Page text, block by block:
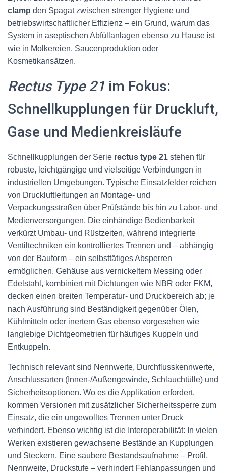
clamp den Spagat zwischen strenger Hygiene und
betriebswirtschaftlicher Effizienz – ein Grund, warum das
System in aseptischen Abfüllanlagen ebenso zu Hause ist
wie in Molkereien, Saucenproduktion oder
Kosmetikansätzen.
Rectus Type 21 im Fokus:
Schnellkupplungen für Druckluft,
Gase und Medienkreisläufe
Schnellkupplungen der Serie rectus type 21 stehen für
robuste, leichtgängige und vielseitige Verbindungen in
industriellen Umgebungen. Typische Einsatzfelder reichen
von Druckluftleitungen an Montage- und
Verpackungsstraßen über Prüfstände bis hin zu Labor- und
Medienversorgungen. Die einhändige Bedienbarkeit
verkürzt Umbau- und Rüstzeiten, während integrierte
Ventiltechniken ein kontrolliertes Trennen und – abhängig
von der Bauform – ein selbsttätiges Absperren
ermöglichen. Gehäuse aus vernickeltem Messing oder
Edelstahl, kombiniert mit Dichtungen wie NBR oder FKM,
decken einen breiten Temperatur- und Druckbereich ab; je
nach Ausführung sind Beständigkeit gegenüber Ölen,
Kühlmitteln oder inertem Gas ebenso vorgesehen wie
langlebige Dichtgeometrien für häufiges Kuppeln und
Entkuppeln.
Technisch relevant sind Nennweite, Durchflusskennwerte,
Anschlussarten (Innen-/Außengewinde, Schlauchtülle) und
Sicherheitsoptionen. Wo es die Applikation erfordert,
kommen Versionen mit zusätzlicher Sicherheitssperre zum
Einsatz, die ein ungewolltes Trennen unter Druck
verhindert. Ebenso wichtig ist die Interoperabilität: In vielen
Werken existieren gewachsene Bestände an Kupplungen
und Steckern. Eine saubere Bestandsaufnahme – Profil,
Nennweite, Druckstufe – verhindert Fehlanpassungen und